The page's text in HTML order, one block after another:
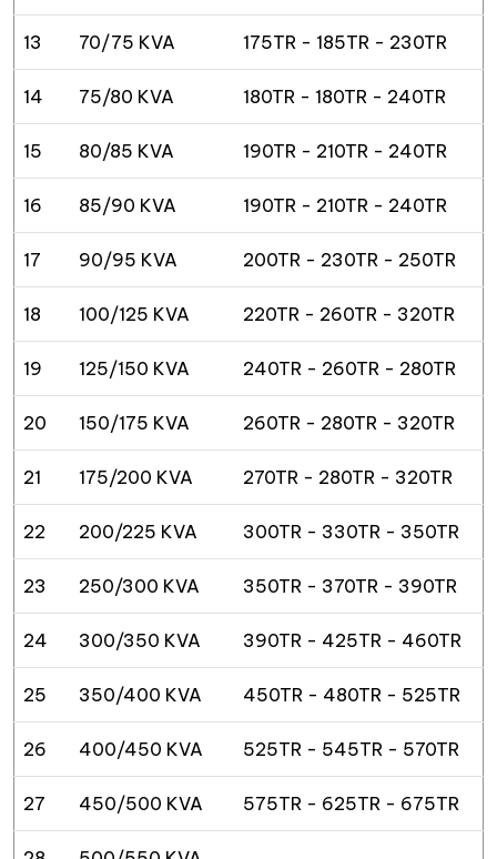
13 70/75 KVA 175TR - 185TR - 230TR
14 75/80 KVA 180TR - 180TR - 240TR
15 80/85 KVA 190TR - 210TR - 240TR
16 85/90 KVA 190TR - 210TR - 240TR
17 90/95 KVA 200TR - 230TR - 250TR
18 100/125 KVA 220TR - 260TR - 320TR
19 125/150 KVA 240TR - 260TR - 280TR
20 150/175 KVA 260TR - 280TR - 320TR
21 175/200 KVA 270TR - 280TR - 320TR
22 200/225 KVA 300TR - 330TR - 350TR
23 250/300 KVA 350TR - 370TR - 390TR
24 300/350 KVA 390TR - 425TR - 460TR
25 350/400 KVA 450TR - 480TR - 525TR
26 400/450 KVA 525TR - 545TR - 570TR
27 450/500 KVA 575TR - 625TR - 675TR